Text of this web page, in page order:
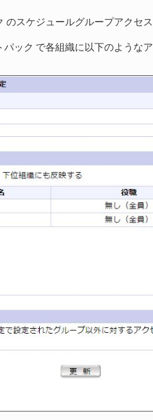
のスケジュールグループアクセ
パック で各組織に以下のような